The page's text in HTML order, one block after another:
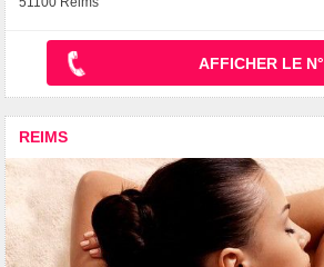
AFFICHER LE N°
REIMS